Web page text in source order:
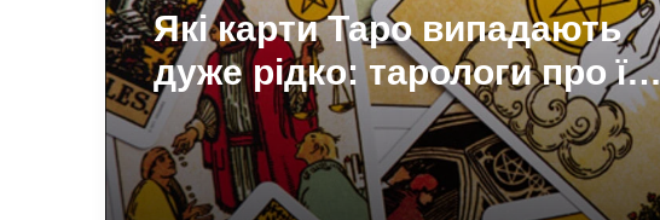
Які карти Таро випадають
дуже рідко: тарологи про їх
значення і символізм